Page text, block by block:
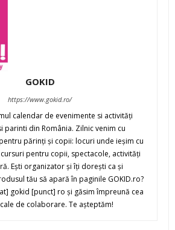
GOKID
https://www.gokid.ro/
calendar de evenimente si activităţi
parinti din România. Zilnic venim cu
părinţi şi copii: locuri unde ieşim cu
pentru copii, spectacole, activităţi
Eşti organizator şi îţi doreşti ca şi
tău să apară în paginile GOKID.ro?
gokid [punct] ro şi găsim împreună cea
de colaborare. Te aşteptăm!